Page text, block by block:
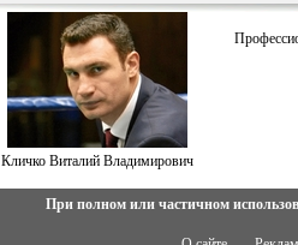
Кличко Виталий Владимирович
При полном или частичном